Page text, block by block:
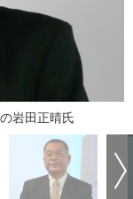
岩田正晴氏